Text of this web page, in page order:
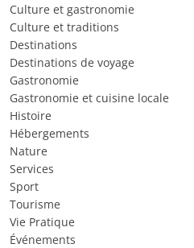
Culture et gastronomie
Culture et traditions
Destinations
Destinations de voyage
Gastronomie
Gastronomie et cuisine locale
Histoire
Hébergements
Nature
Services
Sport
Tourisme
Vie Pratique
Événements